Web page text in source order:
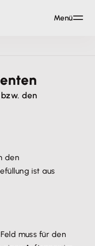
den
den
ist aus
muss für den
Menü